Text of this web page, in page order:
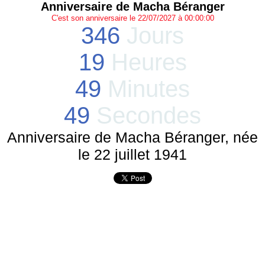
Anniversaire de Macha Béranger
C'est son anniversaire le 22/07/2027 à 00:00:00
346 Jours
19 Heures
49 Minutes
49 Secondes
Anniversaire de Macha Béranger, née
le 22 juillet 1941